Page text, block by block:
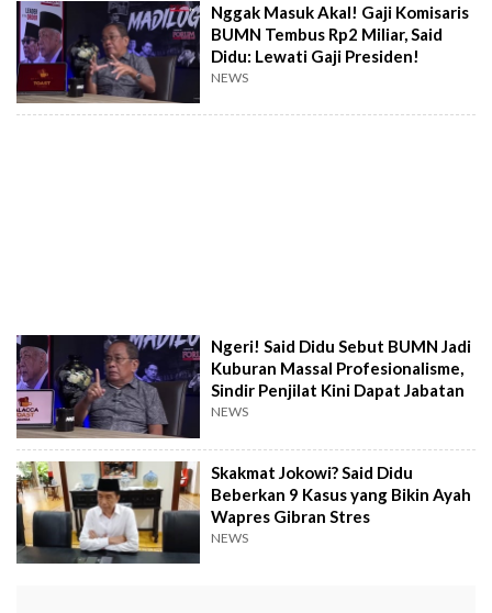
Nggak Masuk Akal! Gaji Komisaris
BUMN Tembus Rp2 Miliar, Said
Didu: Lewati Gaji Presiden!
NEWS
Ngeri! Said Didu Sebut BUMN Jadi
Kuburan Massal Profesionalisme,
Sindir Penjilat Kini Dapat Jabatan
NEWS
Skakmat Jokowi? Said Didu
Beberkan 9 Kasus yang Bikin Ayah
Wapres Gibran Stres
NEWS